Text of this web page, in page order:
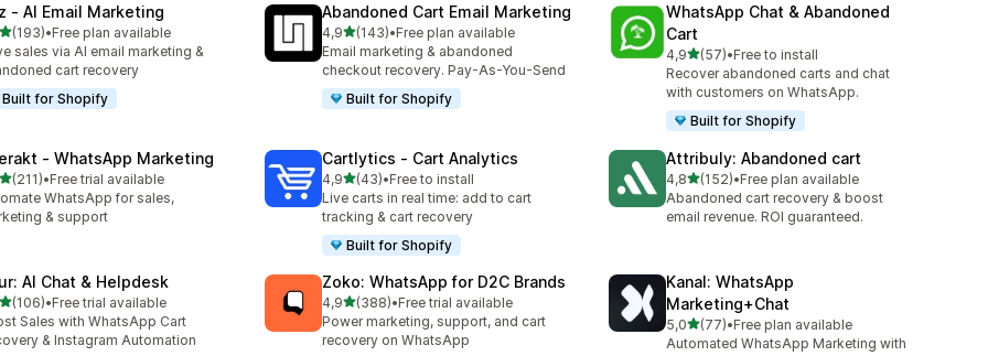
‑ AI Email Marketing
z 5 hvězd
(193)počet recenzí: 193
•Free plan available
sales via AI email marketing &
cart recovery
Built for Shopify
Abandoned Cart Email Marketing
4,9z 5 hvězd
(143)
Celkový počet recenzí: 143
•Free plan available
Email marketing & abandoned
checkout recovery. Pay-As-You-Send
Built for Shopify
WhatsApp Chat & Abandoned
Cart
4,9z 5 hvězd
(57)
Celkový počet recenzí: 57
•Free to install
Recover abandoned carts and chat
with customers on WhatsApp.
Built for Shopify
‑ WhatsApp Marketing
z 5 hvězd
(211)počet recenzí: 211
•Free trial available
WhatsApp for sales,
& support
Cartlytics ‑ Cart Analytics
4,9z 5 hvězd
(43)
Celkový počet recenzí: 43
•Free to install
Live carts in real time: add to cart
tracking & cart recovery
Built for Shopify
Attribuly: Abandoned cart
4,8z 5 hvězd
(152)
Celkový počet recenzí: 152
•Free plan available
Abandoned cart recovery & boost
email revenue. ROI guaranteed.
AI Chat & Helpdesk
z 5 hvězd
(106)počet recenzí: 106
•Free trial available
Sales with WhatsApp Cart
& Instagram Automation
Zoko: WhatsApp for D2C Brands
4,9z 5 hvězd
(388)
Celkový počet recenzí: 388
•Free trial available
Power marketing, support, and cart
recovery on WhatsApp
Kanal: WhatsApp
Marketing+Chat
5,0z 5 hvězd
(77)
Celkový počet recenzí: 77
•Free plan available
Automated WhatsApp Marketing with